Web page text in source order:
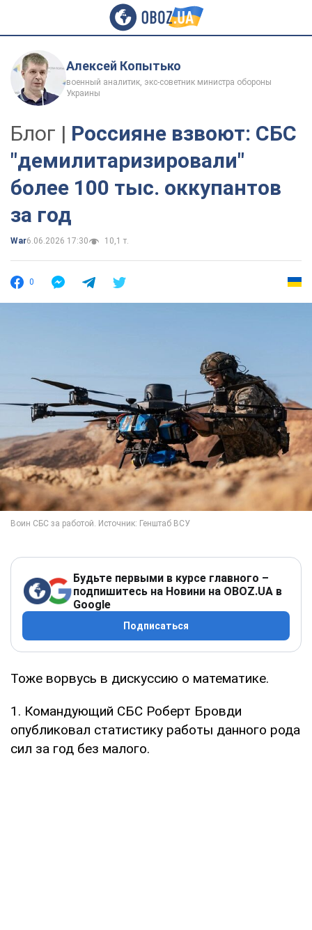
Алексей Копытько
военный аналитик, экс-советник министра обороны
Украины
Блог | Россияне взвоют: СБС
"демилитаризировали"
более 100 тыс. оккупантов
за год
War6.06.2026 17:30 10,1 т.
0
Будьте первыми в курсе главного –
подпишитесь на Новини на OBOZ.UA в
Google
Подписаться
Тоже ворвусь в дискуссию о математике.
1. Командующий СБС Роберт Бровди
опубликовал статистику работы данного рода
сил за год без малого.